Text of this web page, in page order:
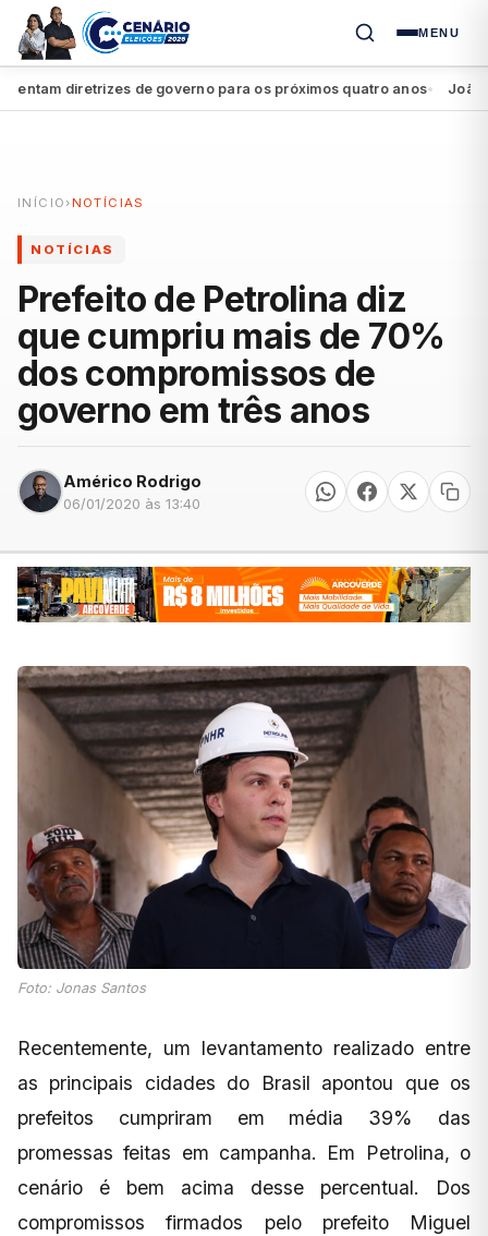
MENU
diretrizes de governo para os próximos quatro anos● João
INÍCIO ›NOTÍCIAS
NOTÍCIAS
Prefeito de Petrolina diz
que cumpriu mais de 70%
dos compromissos de
governo em três anos
Américo Rodrigo
06/01/2020 às 13:40
Foto: Jonas Santos
Recentemente, um levantamento realizado entre
as principais cidades do Brasil apontou que os
prefeitos cumpriram em média 39% das
promessas feitas em campanha. Em Petrolina, o
cenário é bem acima desse percentual. Dos
compromissos firmados pelo prefeito Miguel